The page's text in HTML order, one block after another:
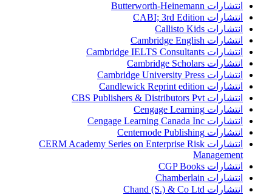
انتشارات Butterworth-Heinemann
انتشارات CABI; 3rd Edition
انتشارات Callisto Kids
انتشارات Cambridge English
انتشارات Cambridge IELTS Consultants
انتشارات Cambridge Scholars
انتشارات Cambridge University Press
انتشارات Candlewick Reprint edition
انتشارات CBS Publishers & Distributors Pvt
انتشارات Cengage Learning
انتشارات Cengage Learning Canada Inc
انتشارات Centernode Publishing
انتشارات CERM Academy Series on Enterprise Risk
Management
انتشارات CGP Books
انتشارات Chamberlain
انتشارات Chand (S.) & Co Ltd